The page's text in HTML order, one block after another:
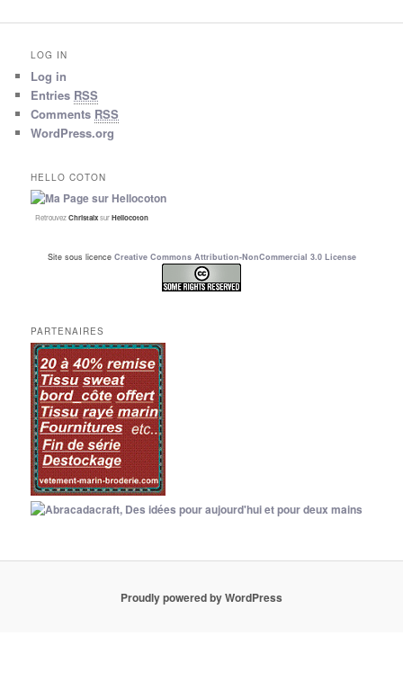
LOG IN
Log in
Entries RSS
Comments RSS
WordPress.org
HELLO COTON
RetrouvezChristalxsurHellocoton
Site sous licence Creative Commons Attribution-NonCommercial 3.0 License
PARTENAIRES
Proudly powered by WordPress